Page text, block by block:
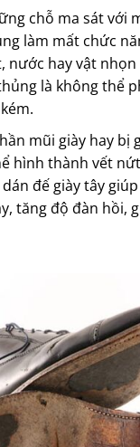
chỗ ma sát với
làm mất chức
nước hay vật
là không thể
mũi giày hay bị
hình thành vết
đế giày tây
tăng độ đàn hồi,